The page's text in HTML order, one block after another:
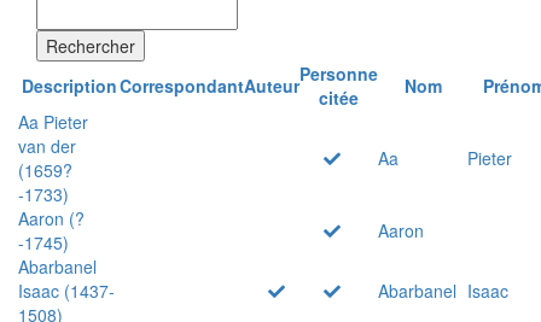
Rechercher
DescriptionCorrespondantAuteurPersonne
citée
Nom
Aa Pieter
van der
(1659?
-1733)
Aa Pieter
Aaron (?
-1745)
Aaron
Abarbanel
Isaac (1437-
1508)
Abarbanel Isaac